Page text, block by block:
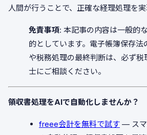
人間が行うことで、正確な経理処理を実
免責事項: 本記事の内容は一般的
的としています。電子帳簿保存法
や税務処理の最終判断は、必ず税
士にご相談ください。
領収書処理をAIで自動化しませんか？
freee会計を無料で試す — スマ